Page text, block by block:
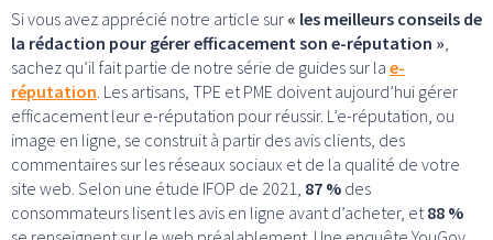
Si vous avez apprécié notre article sur « les meilleurs conseils de
la rédaction pour gérer efficacement son e-réputation »
sachez qu’il fait partie de notre série de guides sur la e-
réputation . Les artisans, TPE et PME doivent aujourd’hui gérer
efficacement leur e-réputation pour réussir. L’e-réputation, ou
image en ligne, se construit à partir des avis clients, des
commentaires sur les réseaux sociaux et de la qualité de votre
site web. Selon une étude IFOP de 2021, 87 % des
consommateurs lisent les avis en ligne avant d’acheter, et 88 %